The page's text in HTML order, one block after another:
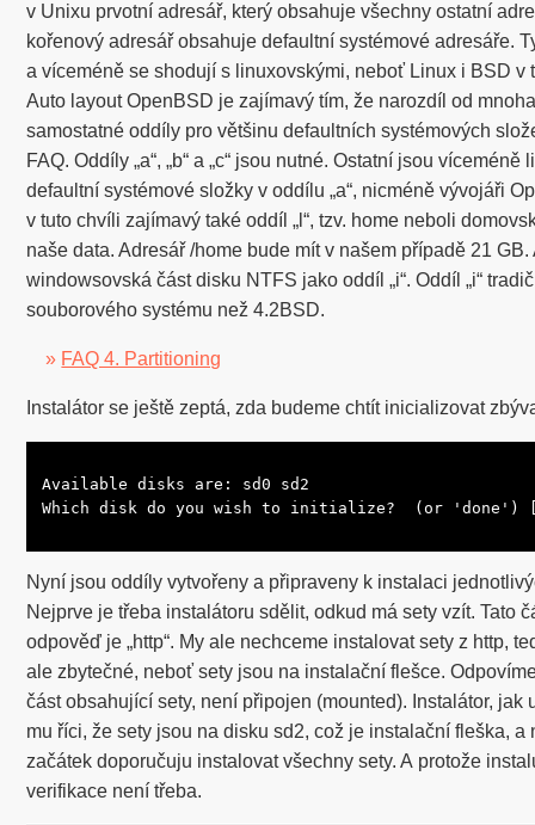
v Unixu prvotní adresář, který obsahuje všechny ostatní
kořenový adresář obsahuje defaultní systémové adresáře.
a víceméně se shodují s linuxovskými, neboť Linux i BSD
Auto layout OpenBSD je zajímavý tím, že narozdíl od
samostatné oddíly pro většinu defaultních systémových
FAQ. Oddíly „a“, „b“ a „c“ jsou nutné. Ostatní jsou
defaultní systémové složky v oddílu „a“, nicméně vývojáři
v tuto chvíli zajímavý také oddíl „l“, tzv. home neboli
naše data. Adresář /home bude mít v našem případě 21
windowsovská část disku NTFS jako oddíl „i“. Oddíl „i“
souborového systému než 4.2BSD.
» FAQ 4. Partitioning
Instalátor se ještě zeptá, zda budeme chtít inicializovat
Available disks are: sd0 sd2
Which disk do you wish to initialize?  (or 'done')
Nyní jsou oddíly vytvořeny a připraveny k instalaci
Nejprve je třeba instalátoru sdělit, odkud má sety vzít. Tato
odpověď je „http“. My ale nechceme instalovat sety z http,
ale zbytečné, neboť sety jsou na instalační flešce.
část obsahující sety, není připojen (mounted). Instalátor,
mu říci, že sety jsou na disku sd2, což je instalační fleška, a
začátek doporučuju instalovat všechny sety. A protože
verifikace není třeba.